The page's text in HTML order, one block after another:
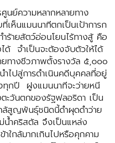
นย์ความหลากหลายทาง
เห็นแมนนาทีตกเป็นเป้าการก
ำร้ายสัตว์อ่อนโยนไร้ทางสู้ คือ
ด้ จำเป็นจะต้องจับตัวให้ได้
ทางชีวภาพตั้งรางวัล ๕,๐๐๐
ำไปสู่การดำเนินคดีบุคคลที่อยู่
ทุกปี ฝูงแมนนาทีจะว่ายหนี
ะวันตกของรัฐฟลอริดา เป็น
ล้สูญพันธุ์ชนิดนี้ดำผุดดำว่าย
น้ำคริสตัล จึงเป็นแหล่ง
ใกล้มากเกินไปหรือคุกคาม